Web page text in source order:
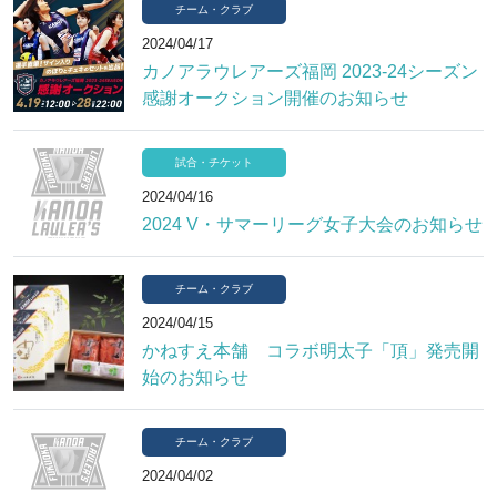
チーム・クラブ
2024/04/17
カノアラウレアーズ福岡 2023-24シーズン
感謝オークション開催のお知らせ
試合・チケット
2024/04/16
2024 V・サマーリーグ女子大会のお知らせ
チーム・クラブ
2024/04/15
かねすえ本舗 コラボ明太子「頂」発売開
始のお知らせ
チーム・クラブ
2024/04/02